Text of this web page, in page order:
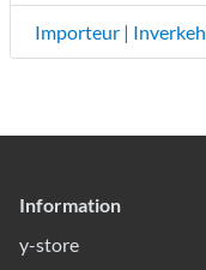
Importeur |
Information
y-store